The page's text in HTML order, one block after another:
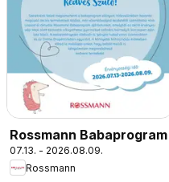
Rossmann Babaprogram
07.13. - 2026.08.09.
Rossmann